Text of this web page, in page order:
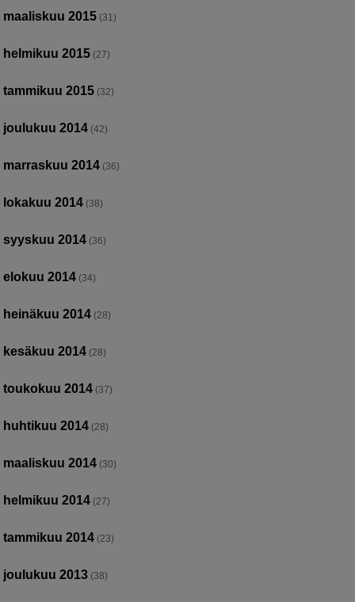
maaliskuu 2015 (31)
helmikuu 2015 (27)
tammikuu 2015 (32)
joulukuu 2014 (42)
marraskuu 2014 (36)
lokakuu 2014 (38)
syyskuu 2014 (36)
elokuu 2014 (34)
heinäkuu 2014 (28)
kesäkuu 2014 (28)
toukokuu 2014 (37)
huhtikuu 2014 (28)
maaliskuu 2014 (30)
helmikuu 2014 (27)
tammikuu 2014 (23)
joulukuu 2013 (38)